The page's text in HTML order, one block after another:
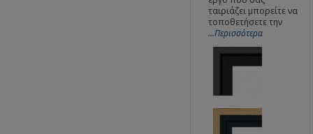
ταιριάζει μπορείτε να
τοποθετήσετε την
...Περισσότερα